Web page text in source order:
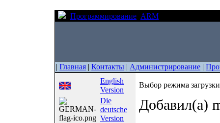
Программирование ARM
| Главная | Контакты | Администрирование |
English
Version
Die
deutsche
Version
Выбор режима
Добавил(а)